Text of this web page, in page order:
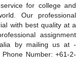
for college and
Our professional
with best quality at a
assignment
by mailing us at -
Number: +61-2-